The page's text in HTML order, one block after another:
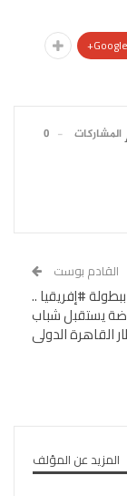
Google+
0
القادم بوست
#إفريقيا ..
يستقبل شباب
القاهرة الدولى
المزيد عن المؤلف